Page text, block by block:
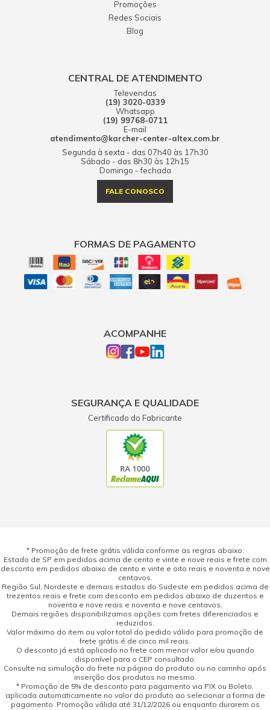
Promoções
Redes Sociais
Blog
CENTRAL DE ATENDIMENTO
Televendas
(19) 3020-0339
Whatsapp
(19) 99768-0711
E-mail
atendimento@karcher-center-altex.com.br
Segunda à sexta - das 07h40 às 17h30
Sábado - das 8h30 às 12h15
Domingo - fechada
FALE CONOSCO
FORMAS DE PAGAMENTO
ACOMPANHE
SEGURANÇA E QUALIDADE
Certificado do Fabricante
* Promoção de frete grátis válida conforme as regras abaixo:
Estado de SP em pedidos acima de cento e vinte e nove reais e frete com
desconto em pedidos abaixo de cento e vinte e oito reais e noventa e nove
centavos.
Região Sul, Nordeste e demais estados do Sudeste em pedidos acima de
trezentos reais e frete com desconto em pedidos abaixo de duzentos e
noventa e nove reais e noventa e nove centavos.
Demais regiões disponibilizamos opções com fretes diferenciados e
reduzidos.
Valor máximo do item ou valor total do pedido válido para promoção de
frete grátis é de cinco mil reais.
O desconto já está aplicado no frete com menor valor e/ou quando
disponível para o CEP consultado.
Consulte na simulação do frete na página do produto ou no carrinho após
inserção dos produtos no mesmo.
* Promoção de 5% de desconto para pagamento via PIX ou Boleto,
aplicada automaticamente no valor do produto ao selecionar a forma de
pagamento. Promoção válida até 31/12/2026 ou enquanto durarem os